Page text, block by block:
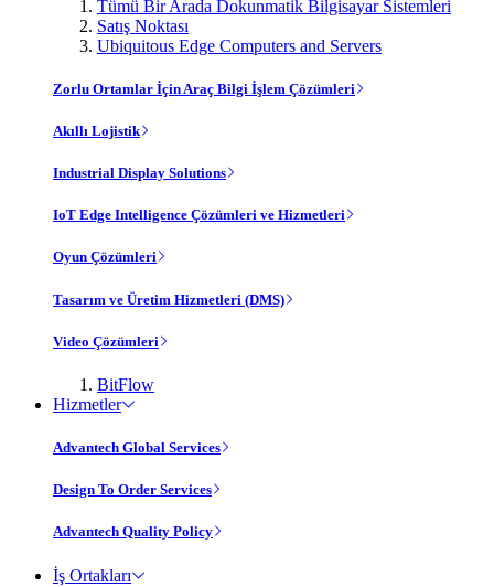
Tümü Bir Arada Dokunmatik Bilgisayar Sistemleri
Satış Noktası
Ubiquitous Edge Computers and Servers
Zorlu Ortamlar İçin Araç Bilgi İşlem Çözümleri
Akıllı Lojistik
Industrial Display Solutions
IoT Edge Intelligence Çözümleri ve Hizmetleri
Oyun Çözümleri
Tasarım ve Üretim Hizmetleri (DMS)
Video Çözümleri
BitFlow
Hizmetler
Advantech Global Services
Design To Order Services
Advantech Quality Policy
İş Ortakları